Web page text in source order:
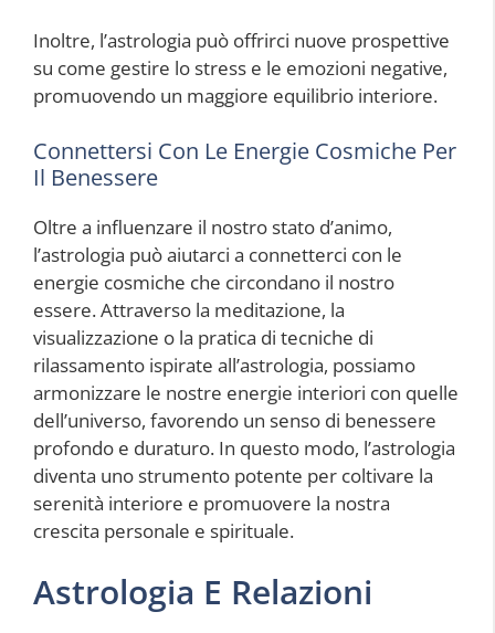
Inoltre, l’astrologia può offrirci nuove prospettive
su come gestire lo stress e le emozioni negative,
promuovendo un maggiore equilibrio interiore.
Connettersi Con Le Energie Cosmiche Per
Il Benessere
Oltre a influenzare il nostro stato d’animo,
l’astrologia può aiutarci a connetterci con le
energie cosmiche che circondano il nostro
essere. Attraverso la meditazione, la
visualizzazione o la pratica di tecniche di
rilassamento ispirate all’astrologia, possiamo
armonizzare le nostre energie interiori con quelle
dell’universo, favorendo un senso di benessere
profondo e duraturo. In questo modo, l’astrologia
diventa uno strumento potente per coltivare la
serenità interiore e promuovere la nostra
crescita personale e spirituale.
Astrologia E Relazioni